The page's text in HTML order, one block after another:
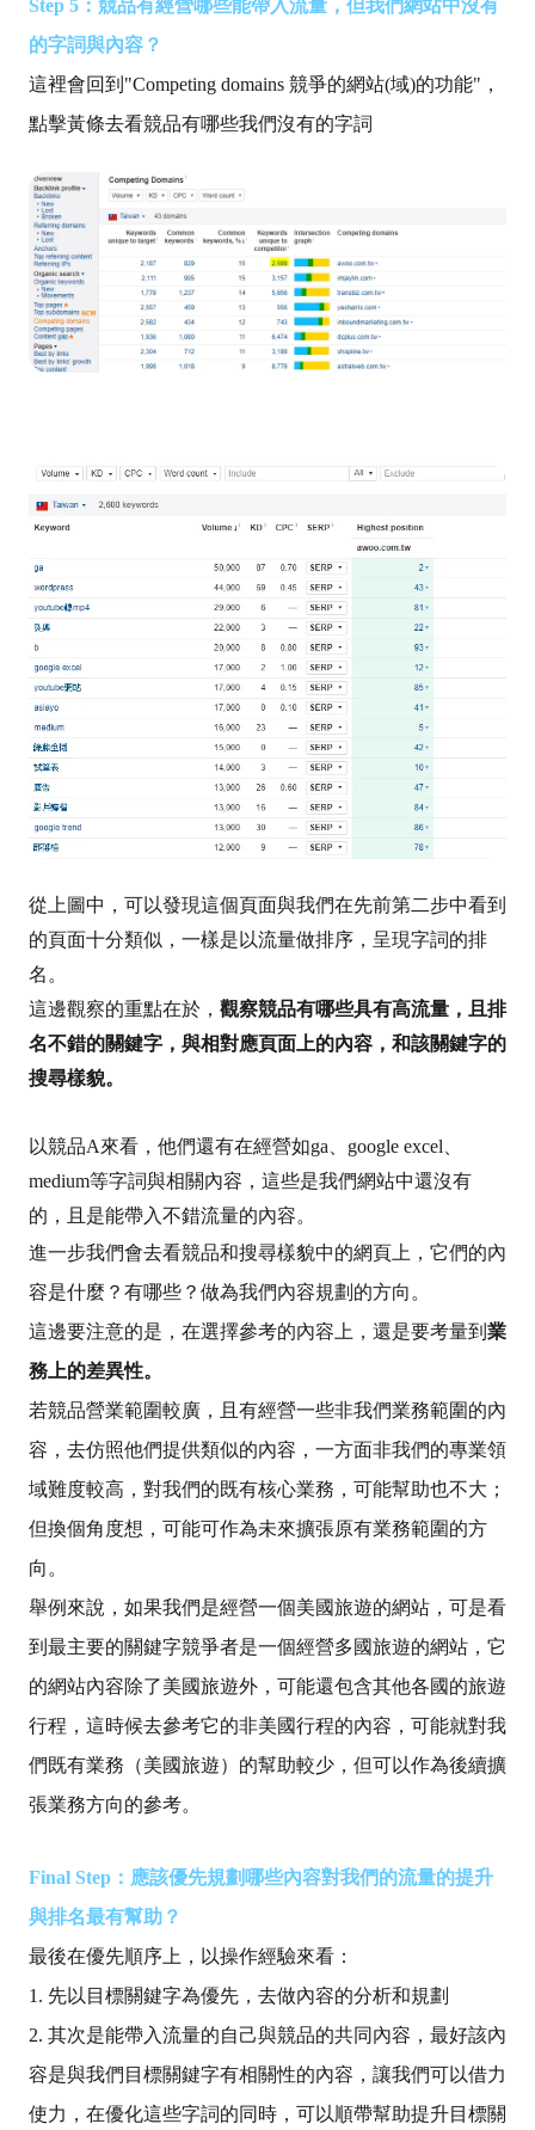
Step 5：競品有經營哪些能帶入流量，但我們網站中沒有
的字詞與內容？
這裡會回到"Competing domains 競爭的網站(域)的功能"，
點擊黃條去看競品有哪些我們沒有的字詞
從上圖中，可以發現這個頁面與我們在先前第二步中看到
的頁面十分類似，一樣是以流量做排序，呈現字詞的排
名。
這邊觀察的重點在於， 觀察競品有哪些具有高流量，且排
名不錯的關鍵字 ，與相對應頁面上的內容，和該關鍵字的
搜尋樣貌。
以競品A來看，他們還有在經營如ga、google excel、
medium等字詞與相關內容，這些是我們網站中還沒有
的，且是能帶入不錯流量的內容。
進一步我們會去看競品和搜尋樣貌中的網頁上，它們的內
容是什麼？有哪些？做為我們內容規劃的方向。
這邊要注意的是，在選擇參考的內容上，還是要考量到 業
務上的差異性。
若競品營業範圍較廣，且有經營一些非我們業務範圍的內
容，去仿照他們提供類似的內容，一方面非我們的專業領
域難度較高，對我們的既有核心業務，可能幫助也不大；
但換個角度想，可能可作為未來擴張原有業務範圍的方
向。
舉例來說，如果我們是經營一個美國旅遊的網站，可是看
到最主要的關鍵字競爭者是一個經營多國旅遊的網站，它
的網站內容除了美國旅遊外，可能還包含其他各國的旅遊
行程，這時候去參考它的非美國行程的內容，可能就對我
們既有業務（美國旅遊）的幫助較少，但可以作為後續擴
張業務方向的參考。
Final Step：應該優先規劃哪些內容對我們的流量的提升
與排名最有幫助？
最後在優先順序上，以操作經驗來看：
1. 先以目標關鍵字為優先，去做內容的分析和規劃
2. 其次是能帶入流量的自己與競品的共同內容，最好該內
容是與我們目標關鍵字有相關性的內容，讓我們可以借力
使力，在優化這些字詞的同時，可以順帶幫助提升目標關